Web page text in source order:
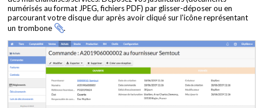
numérisés au format JPEG, fichiers PDF) par glisser-déposer ou en
parcourant votre disque dur après avoir cliqué sur l'icône représentant
un trombone
.